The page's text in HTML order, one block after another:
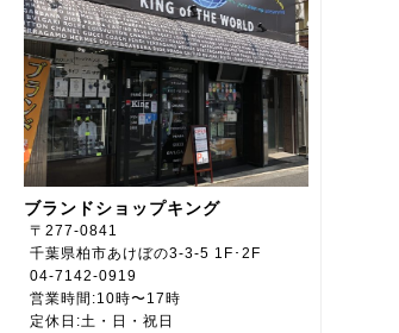
ブランドショップキング
〒277-0841
千葉県柏市あけぼの3-3-5 1F･2F
04-7142-0919
営業時間:10時〜17時
定休日:土・日・祝日